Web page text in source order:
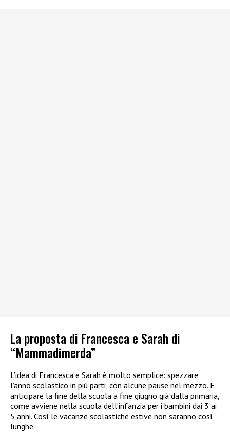
La proposta di Francesca e Sarah di
“Mammadimerda”
L’idea di Francesca e Sarah è molto semplice: spezzare
l’anno scolastico in più parti, con alcune pause nel mezzo. E
anticipare la fine della scuola a fine giugno già dalla primaria,
come avviene nella scuola dell’infanzia per i bambini dai 3 ai
5 anni. Così le vacanze scolastiche estive non saranno così
lunghe.